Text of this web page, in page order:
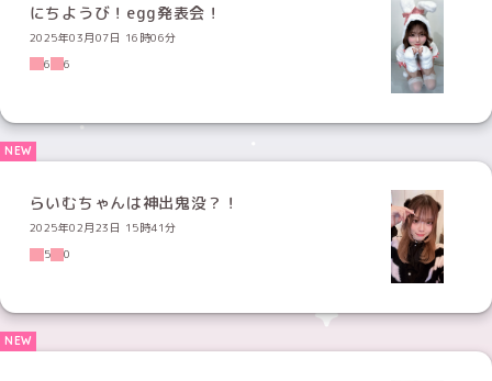
にちようび！egg発表会！
2025年03月07日 16時06分
6
6
らいむちゃんは神出鬼没？！
2025年02月23日 15時41分
5
0